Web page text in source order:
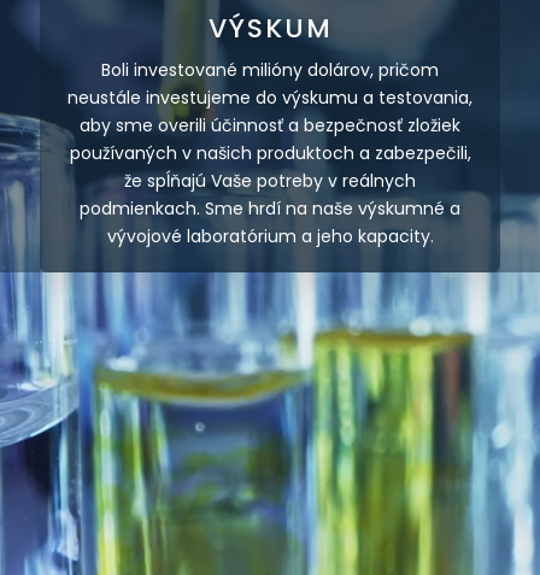
VÝSKUM
Boli investované milióny dolárov, pričom
neustále investujeme do výskumu a testovania,
aby sme overili účinnosť a bezpečnosť zložiek
používaných v našich produktoch a zabezpečili,
že spĺňajú Vaše potreby v reálnych
podmienkach. Sme hrdí na naše výskumné a
vývojové laboratórium a jeho kapacity.